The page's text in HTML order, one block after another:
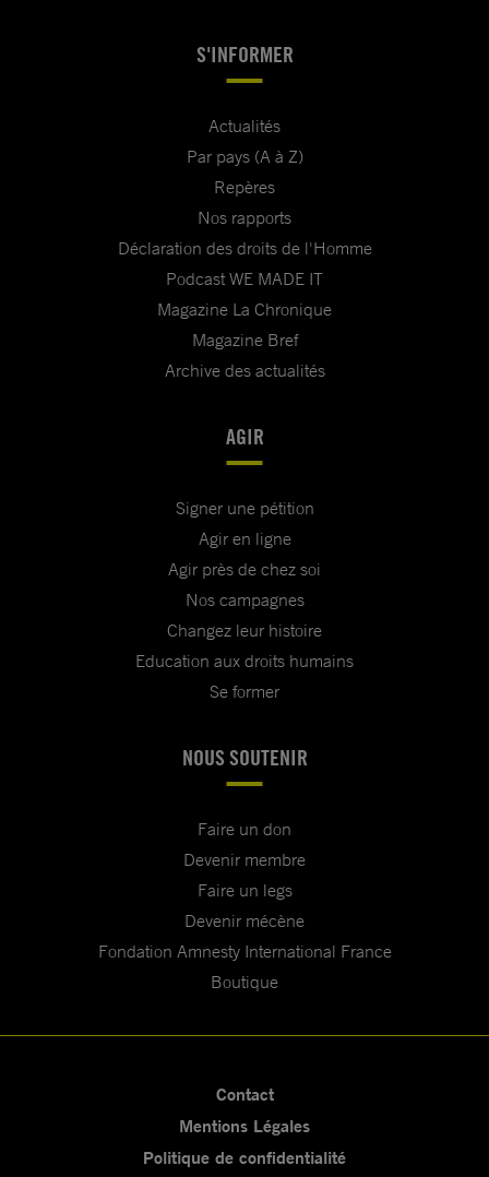
S'INFORMER
Actualités
Par pays (A à Z)
Repères
Nos rapports
Déclaration des droits de l'Homme
Podcast WE MADE IT
Magazine La Chronique
Magazine Bref
Archive des actualités
AGIR
Signer une pétition
Agir en ligne
Agir près de chez soi
Nos campagnes
Changez leur histoire
Education aux droits humains
Se former
NOUS SOUTENIR
Faire un don
Devenir membre
Faire un legs
Devenir mécène
Fondation Amnesty International France
Boutique
Contact
Mentions Légales
Politique de confidentialité